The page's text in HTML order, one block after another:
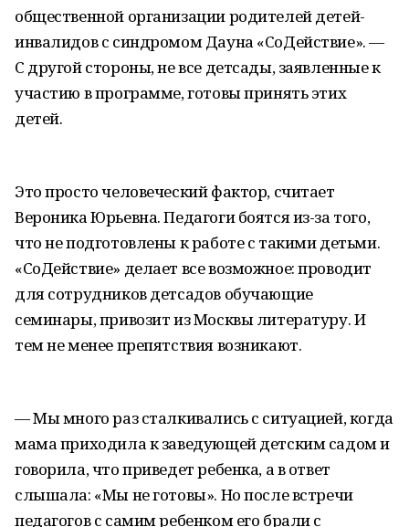
общественной организации родителей детей-
инвалидов с синдромом Дауна «СоДействие». —
С другой стороны, не все детсады, заявленные к
участию в программе, готовы принять этих
детей.
Это просто человеческий фактор, считает
Вероника Юрьевна. Педагоги боятся из-за того,
что не подготовлены к работе с такими детьми.
«СоДействие» делает все возможное: проводит
для сотрудников детсадов обучающие
семинары, привозит из Москвы литературу. И
тем не менее препятствия возникают.
— Мы много раз сталкивались с ситуацией, когда
мама приходила к заведующей детским садом и
говорила, что приведет ребенка, а в ответ
слышала: «Мы не готовы». Но после встречи
педагогов с самим ребенком его брали с